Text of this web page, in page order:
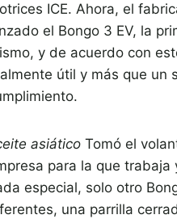
ICE. Ahora, el
el Bongo 3 EV, la
y de acuerdo con
útil y más que un
asiático Tomó el
para la que trabaja
especial, solo otro
una parrilla